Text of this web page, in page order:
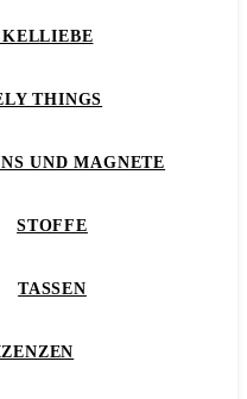
THINGS
UND MAGNETE
STOFFE
TASSEN